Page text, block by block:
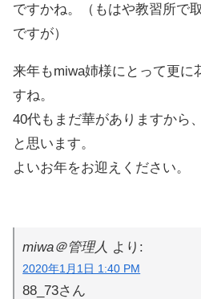
ですかね。（もはや教習所で
ですが）
来年もmiwa姉様にとって更に
すね。
40代もまだ華がありますから
と思います。
よいお年をお迎えください。
miwa＠管理人 より:
2020年1月1日 1:40 PM
88_73さん